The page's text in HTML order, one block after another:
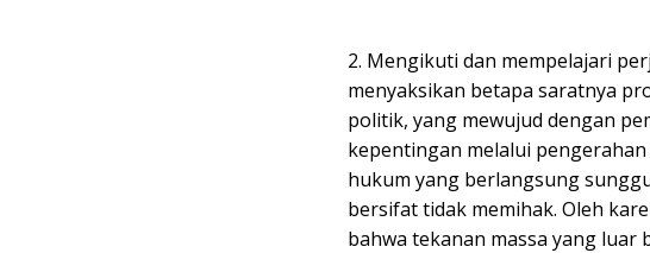
2. Mengikuti dan mempelajari
menyaksikan betapa saratnya
politik, yang mewujud dengan
kepentingan melalui
hukum yang berlangsung
bersifat tidak memihak. Oleh
bahwa tekanan massa yang luar